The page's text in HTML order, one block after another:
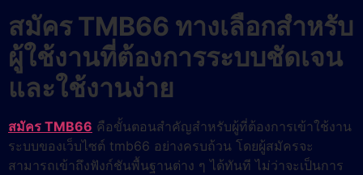
สมัคร TMB66 ทางเลือกสำหรับ
ผู้ใช้งานที่ต้องการระบบชัดเจน
และใช้งานง่าย
สมัคร TMB66 คือขั้นตอนสำคัญสำหรับผู้ที่ต้องการเข้าใช้งาน
ระบบของเว็บไซต์ tmb66 อย่างครบถ้วน โดยผู้สมัครจะ
สามารถเข้าถึงฟังก์ชันพื้นฐานต่าง ๆ ได้ทันที ไม่ว่าจะเป็นการ